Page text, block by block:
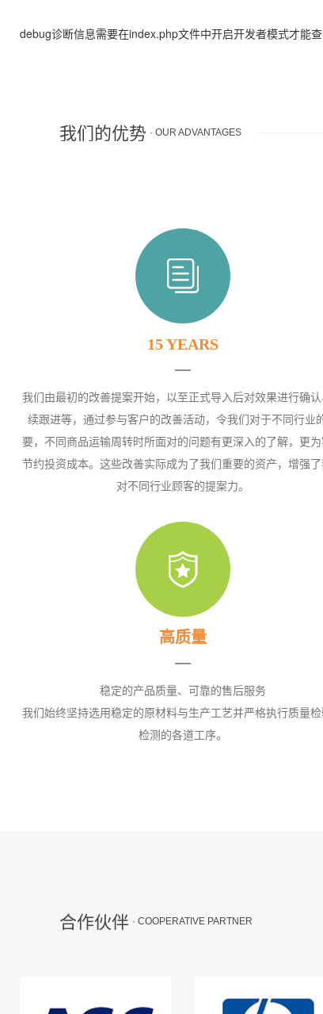
debug诊断信息需要在index.php文件中开启开发者模式才能
我们的优势 · OUR ADVANTAGES
15 YEARS
我们由最初的改善提案开始，以至正式导入后对效果进行确
续跟进等，通过参与客户的改善活动，令我们对于不同行业
要，不同商品运输周转时所面对的问题有更深入的了解，更为
节约投资成本。这些改善实际成为了我们重要的资产，增强了
对不同行业顾客的提案力。
高质量
稳定的产品质量、可靠的售后服务
我们始终坚持选用稳定的原材料与生产工艺并严格执行质量检
检测的各道工序。
合作伙伴 · COOPERATIVE PARTNER